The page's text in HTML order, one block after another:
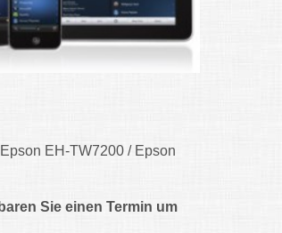
EH-TW7200 / Epson
Sie einen Termin um